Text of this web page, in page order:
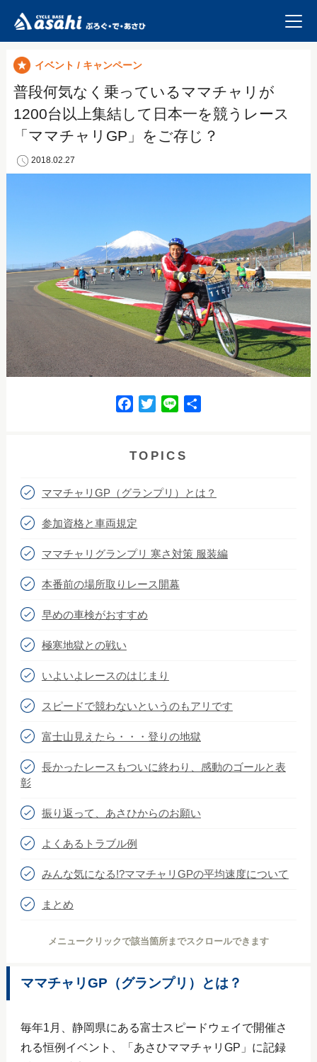
イベント / キャンペーン
普段何気なく乗っているママチャリが
1200台以上集結して日本一を競うレース
「ママチャリGP」をご存じ？
2018.02.27
e
o
k
t
e
e
TOPICS
ママチャリGP（グランプリ）とは？
参加資格と車両規定
ママチャリグランプリ 寒さ対策 服装編
本番前の場所取りレース開幕
早めの車検がおすすめ
極寒地獄との戦い
いよいよレースのはじまり
スピードで競わないというのもアリです
富士山見えたら・・・登りの地獄
長かったレースもついに終わり、感動のゴールと表
彰
振り返って、あさひからのお願い
よくあるトラブル例
みんな気になる!?ママチャリGPの平均速度について
まとめ
メニュークリックで該当箇所までスクロールできます
ママチャリGP（グランプリ）とは？
毎年1月、静岡県にある富士スピードウェイで開催さ
れる恒例イベント、「あさひママチャリGP」に記録